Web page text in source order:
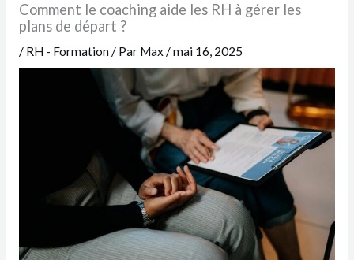
Comment le coaching aide les RH à gérer les
plans de départ ?
/ RH - Formation/ Par Max/mai 16, 2025